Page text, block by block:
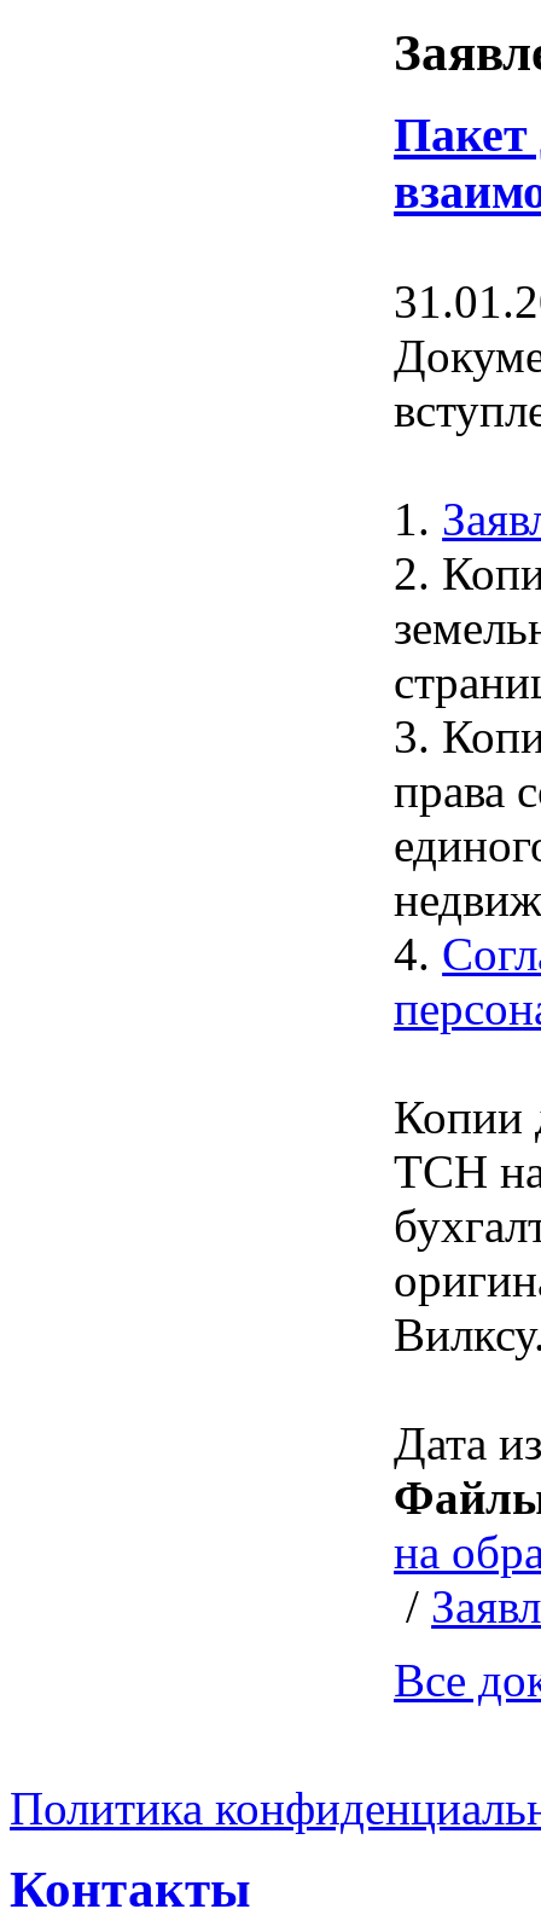
Пакет
1.
2.
3.
права
4.
Копии
ТСН
Дата
Файлы
на
/
Все
Политика
Контакты